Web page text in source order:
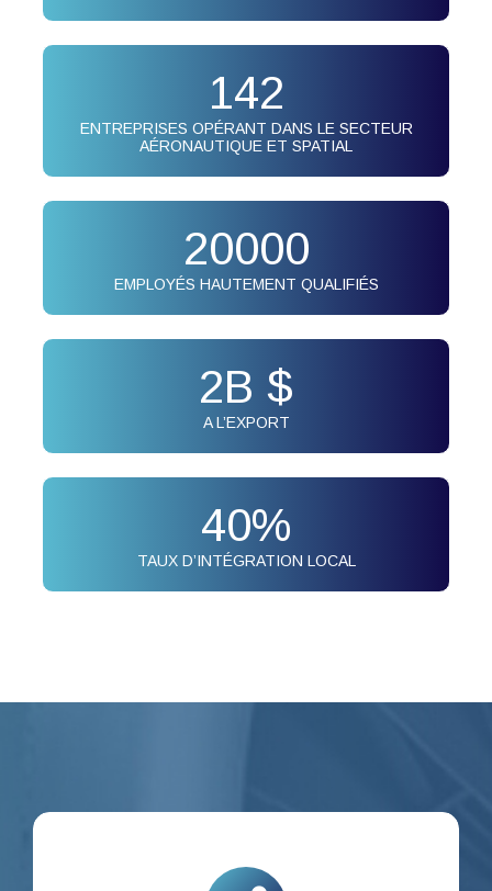
142
ENTREPRISES OPÉRANT DANS LE SECTEUR
AÉRONAUTIQUE ET SPATIAL
20000
EMPLOYÉS HAUTEMENT QUALIFIÉS
2B $
A L’EXPORT
40%
TAUX D’INTÉGRATION LOCAL